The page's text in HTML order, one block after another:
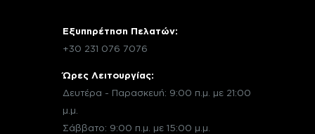
Εξυπηρέτηση Πελατών:
+30 231 076 7076
Ώρες Λειτουργίας:
Δευτέρα - Παρασκευή: 9:00 π.μ. με 21:00
μ.μ.
Σάββατο: 9:00 π.μ. με 15:00 μ.μ.